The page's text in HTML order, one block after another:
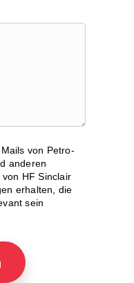
von Petro-
anderen
HF Sinclair
erhalten, die
sein